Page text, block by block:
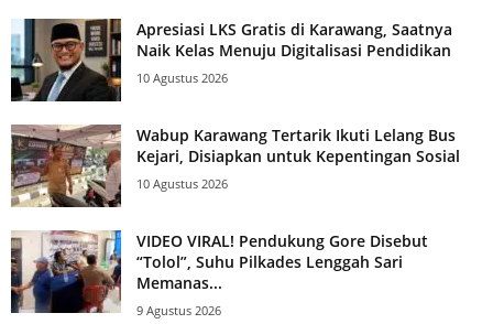
Apresiasi LKS Gratis di Karawang, Saatnya
Naik Kelas Menuju Digitalisasi Pendidikan
10 Agustus 2026
Wabup Karawang Tertarik Ikuti Lelang Bus
Kejari, Disiapkan untuk Kepentingan Sosial
10 Agustus 2026
VIDEO VIRAL! Pendukung Gore Disebut
“Tolol”, Suhu Pilkades Lenggah Sari
Memanas...
9 Agustus 2026